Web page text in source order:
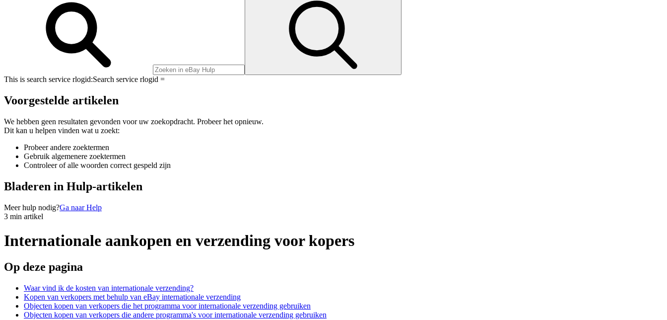
This is search service rlogid:Search service rlogid =
Voorgestelde artikelen
We hebben geen resultaten gevonden voor uw zoekopdracht. Probeer het opnieuw.
Dit kan u helpen vinden wat u zoekt:
Probeer andere zoektermen
Gebruik algemenere zoektermen
Controleer of alle woorden correct gespeld zijn
Bladeren in Hulp-artikelen
Meer hulp nodig?Ga naar Help
3 min artikel
Internationale aankopen en verzending voor kopers
Op deze pagina
Waar vind ik de kosten van internationale verzending?
Kopen van verkopers met behulp van eBay internationale verzending
Objecten kopen van verkopers die het programma voor internationale verzending gebruiken
Objecten kopen van verkopers die andere programma's voor internationale verzending gebruiken